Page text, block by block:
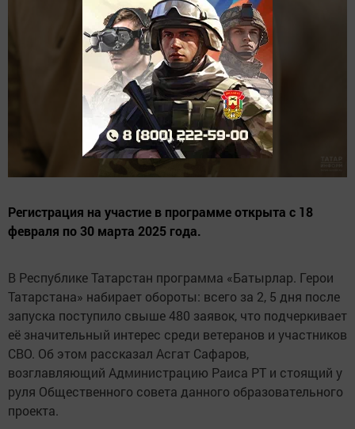
Регистрация на участие в программе открыта с 18
февраля по 30 марта 2025 года.
В Республике Татарстан программа «Батырлар. Герои
Татарстана» набирает обороты: всего за 2, 5 дня после
запуска поступило свыше 480 заявок, что подчеркивает
её значительный интерес среди ветеранов и участников
СВО. Об этом рассказал Асгат Сафаров,
возглавляющий Администрацию Раиса РТ и стоящий у
руля Общественного совета данного образовательного
проекта.